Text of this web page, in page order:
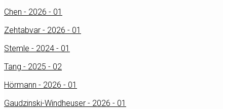
Chen - 2026 - 01
Zehtabvar - 2026 - 01
Stemle - 2024 - 01
Tang - 2025 - 02
Hörmann - 2026 - 01
Gaudzinski-Windheuser - 2026 - 01